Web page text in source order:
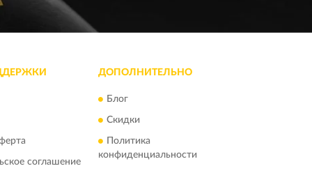
соглашение
ДОПОЛНИТЕЛЬНО
Блог
Скидки
Политика
конфиденциальности